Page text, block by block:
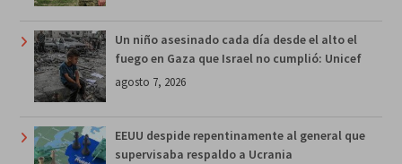
Un niño asesinado cada día desde el alto el
fuego en Gaza que Israel no cumplió: Unicef
agosto 7, 2026
EEUU despide repentinamente al general que
supervisaba respaldo a Ucrania